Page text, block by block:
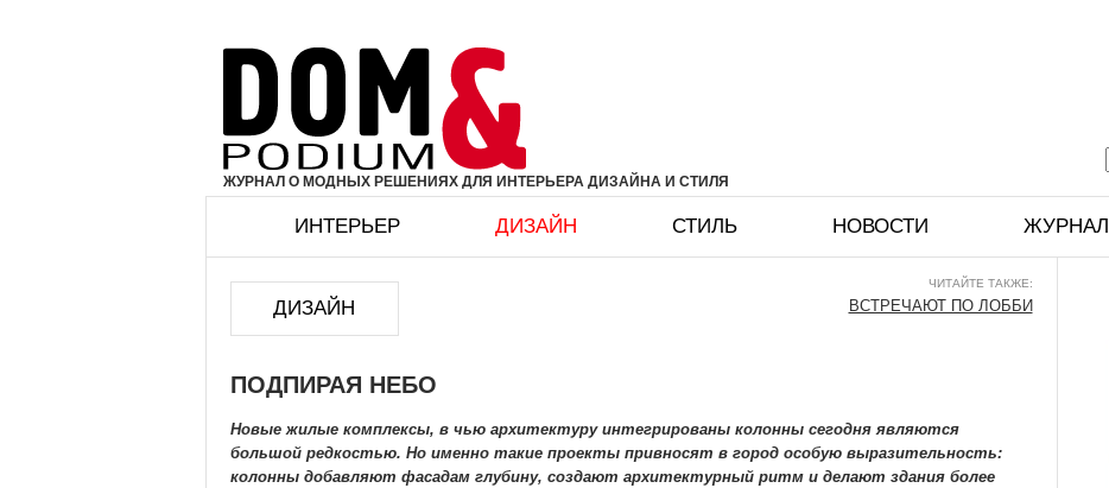
ЖУРНАЛ О МОДНЫХ РЕШЕНИЯХ ДЛЯ ИНТЕРЬЕРА ДИЗАЙНА И СТИЛЯ
ИНТЕРЬЕР ДИЗАЙН СТИЛЬ НОВОСТИ ЖУРНАЛ
ДИЗАЙН
ЧИТАЙТЕ ТАКЖЕ:
ВСТРЕЧАЮТ ПО ЛОББИ
ПОДПИРАЯ НЕБО
Новые жилые комплексы, в чью архитектуру интегрированы колонны сегодня являются
большой редкостью. Но именно такие проекты привносят в город особую выразительность:
колонны добавляют фасадам глубину, создают архитектурный ритм и делают здания более